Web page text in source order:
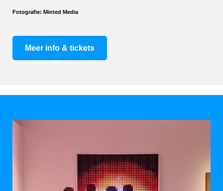
Fotografie: Minted Media
Meer info & tickets